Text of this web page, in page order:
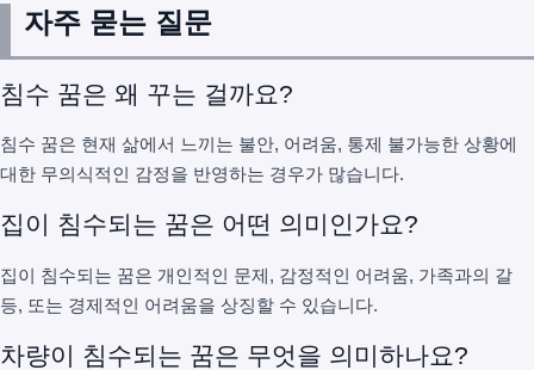
자주 묻는 질문
침수 꿈은 왜 꾸는 걸까요?
침수 꿈은 현재 삶에서 느끼는 불안, 어려움, 통제 불가능한 상황에
대한 무의식적인 감정을 반영하는 경우가 많습니다.
집이 침수되는 꿈은 어떤 의미인가요?
집이 침수되는 꿈은 개인적인 문제, 감정적인 어려움, 가족과의 갈
등, 또는 경제적인 어려움을 상징할 수 있습니다.
차량이 침수되는 꿈은 무엇을 의미하나요?